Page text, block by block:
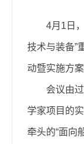
4月1日
技术与装备”
动暨实施方
会议由
学家项目的
牵头的“面向